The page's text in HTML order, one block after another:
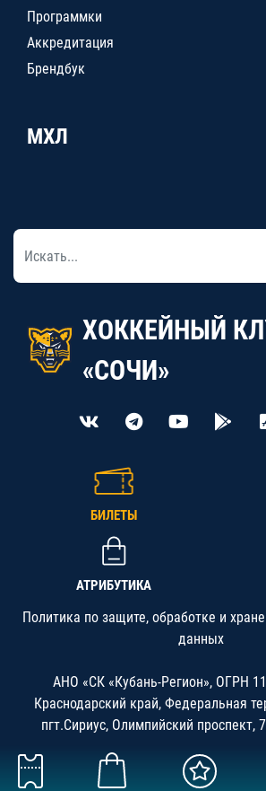
Программки
Аккредитация
Брендбук
МХЛ
ХОККЕЙНЫЙ
«СОЧИ»
БИЛЕТЫ
АТРИБУТИКА
Политика по защите, обработке и
данных
АНО «СК «Кубань-Регион», ОГРН
Краснодарский край, Федеральная
пгт.Сириус, Олимпийский проспект,